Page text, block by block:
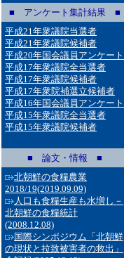
■ アンケート集計結果 ■
平成21年衆議院当選者
平成21年衆議院候補者
平成20年国会議員アンケート
平成17年衆議院全当選者
平成17年衆議院候補者
平成17年衆院補選立候補者
平成16年国会議員アンケート
平成15年衆議院全当選者
平成15年衆議院候補者
■ 論文・情報 ■
北朝鮮の食糧農業
2018/19(2019.09.09)
人口も食糧生産も水増し－
北朝鮮の食糧統計
(2008.12.08)
国際シンポジウム「北朝鮮
の現状と拉致被害者の救出」